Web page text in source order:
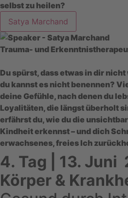
selbst zu heilen?
Satya Marchand
Trauma- und
Du spürst, dass etwas in dir
du kannst es nicht benennen?
deine Gefühle, nach denen du
Loyalitäten, die längst überholt
erfährst du, wie du die
Kindheit erkennst – und dich
erwachsenes, freies Ich
4. Tag
| 13. Juni
Körper &